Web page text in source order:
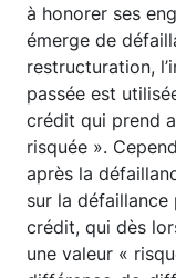
à honorer ses
émerge de
restructuration,
passée est
crédit qui prend
risquée ».
après la
sur la défaillance
crédit, qui dès
une valeur «